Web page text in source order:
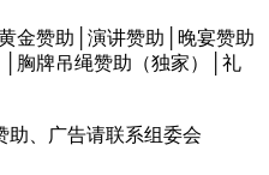
金赞助│演讲赞助│晚宴赞助
│胸牌吊绳赞助（独家）│礼
助、广告请联系组委会